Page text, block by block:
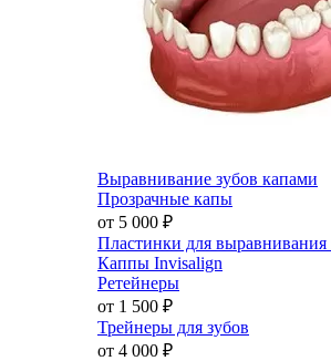
Выравнивание зубов капами
Прозрачные капы
от 5 000 ₽
Пластинки для выравнивания
Каппы Invisalign
Ретейнеры
от 1 500 ₽
Трейнеры для зубов
от 4 000 ₽